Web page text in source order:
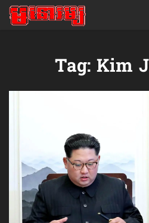
Tag: Kim